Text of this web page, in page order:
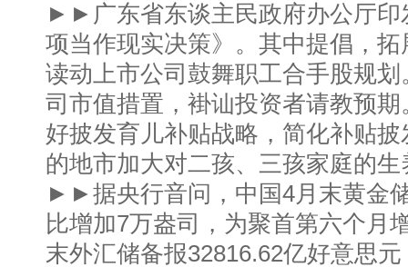
►►广东省东谈主民政府办公厅印
项当作现实决策》。其中提倡，
读动上市公司鼓舞职工合手股规
司市值措置，褂讪投资者请教预
好披发育儿补贴战略，简化补贴
的地市加大对二孩、三孩家庭的
►►据央行音问，中国4月末黄金
比增加7万盎司，为聚首第六个月
末外汇储备报32816.62亿好意思